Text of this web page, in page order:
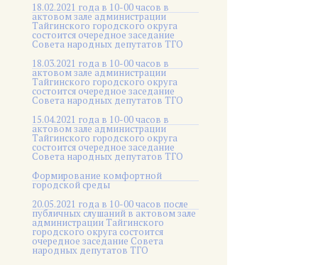
18.02.2021 года в 10-00 часов в
актовом зале администрации
Тайгинского городского округа
состоится очередное заседание
Совета народных депутатов ТГО
18.03.2021 года в 10-00 часов в
актовом зале администрации
Тайгинского городского округа
состоится очередное заседание
Совета народных депутатов ТГО
15.04.2021 года в 10-00 часов в
актовом зале администрации
Тайгинского городского округа
состоится очередное заседание
Совета народных депутатов ТГО
Формирование комфортной
городской среды
20.05.2021 года в 10-00 часов после
публичных слушаний в актовом зале
администрации Тайгинского
городского округа состоится
очередное заседание Совета
народных депутатов ТГО